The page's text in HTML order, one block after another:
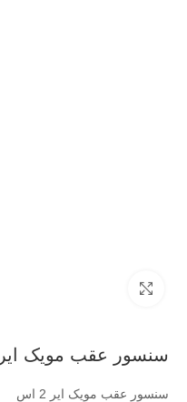
سنسور عقب مویک ایر 2 اس
سنسور عقب مویک ایر 2 اس